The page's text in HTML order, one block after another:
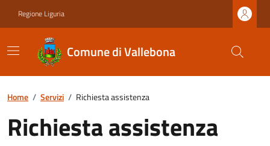
Regione Liguria
Comune di Vallebona
Home / Servizi / Richiesta assistenza
Richiesta assistenza